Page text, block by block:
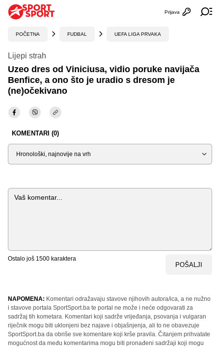
Otvori
Prijava
POČETNA FUDBAL UEFA LIGA PRVAKA
Lijepi strah
Uzeo dres od Viniciusa, vidio poruke navijača
Benfice, a ono što je uradio s dresom je
(ne)očekivano
KOMENTARI (0)
Sortiraj
Komentar
Ostalo još 1500 karaktera
POŠALJI
NAPOMENA: Komentari odražavaju stavove njihovih autora/ica, a ne nužno
i stavove portala SportSport.ba te portal ne može i neće odgovarati za
sadržaj tih kometara. Komentari koji sadrže vrijeđanja, psovanja i vulgaran
riječnik mogu biti uklonjeni bez najave i objašnjenja, ali to ne obavezuje
SportSport.ba da obriše sve komentare koji krše pravila. Čitanjem prihvatate
mogućnost da među komentarima mogu biti pronađeni sadržaji koji mogu